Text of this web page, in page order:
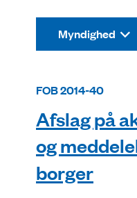
Myndighed
FOB 2014-40
Afslag på
og
borger